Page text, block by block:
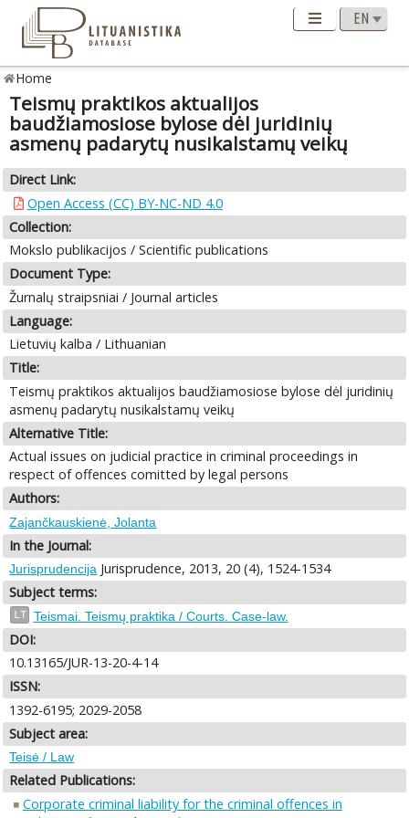
Home
Teismų praktikos aktualijos
baudžiamosiose bylose dėl juridinių
asmenų padarytų nusikalstamų veikų
Direct Link:
Open Access (CC) BY-NC-ND 4.0
Collection:
Mokslo publikacijos / Scientific publications
Document Type:
Žurnalų straipsniai / Journal articles
Language:
Lietuvių kalba / Lithuanian
Title:
Teismų praktikos aktualijos baudžiamosiose bylose dėl juridinių
asmenų padarytų nusikalstamų veikų
Alternative Title:
Actual issues on judicial practice in criminal proceedings in
respect of offences comitted by legal persons
Authors:
Zajančkauskienė, Jolanta
In the Journal:
Jurisprudencija Jurisprudence, 2013, 20 (4), 1524-1534
Subject terms:
LT Teismai. Teismų praktika / Courts. Case-law.
DOI:
10.13165/JUR-13-20-4-14
ISSN:
1392-6195; 2029-2058
Subject area:
Teisė / Law
Related Publications:
Corporate criminal liability for the criminal offences in